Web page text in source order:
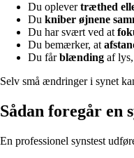
Du oplevertræthed
Du kniber øjnene
Du har svært ved at
Du bemærker, at
Du fårblænding af
Selv små ændringer i synet
Sådan foregår en
En professionel synstest